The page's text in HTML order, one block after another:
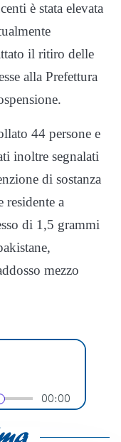
è stata elevata
il ritiro delle
alla Prefettura
44 persone e
inoltre segnalati
di sostanza
residente a
di 1,5 grammi
mezzo